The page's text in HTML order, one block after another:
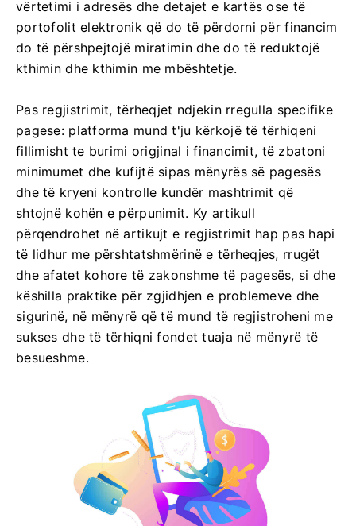
vërtetimi i adresës dhe detajet e kartës ose të
portofolit elektronik që do të përdorni për financim
do të përshpejtojë miratimin dhe do të reduktojë
kthimin dhe kthimin me mbështetje.
Pas regjistrimit, tërheqjet ndjekin rregulla specifike
pagese: platforma mund t'ju kërkojë të tërhiqeni
fillimisht te burimi origjinal i financimit, të zbatoni
minimumet dhe kufijtë sipas mënyrës së pagesës
dhe të kryeni kontrolle kundër mashtrimit që
shtojnë kohën e përpunimit. Ky artikull
përqendrohet në artikujt e regjistrimit hap pas hapi
të lidhur me përshtatshmërinë e tërheqjes, rrugët
dhe afatet kohore të zakonshme të pagesës, si dhe
këshilla praktike për zgjidhjen e problemeve dhe
sigurinë, në mënyrë që të mund të regjistroheni me
sukses dhe të tërhiqni fondet tuaja në mënyrë të
besueshme.